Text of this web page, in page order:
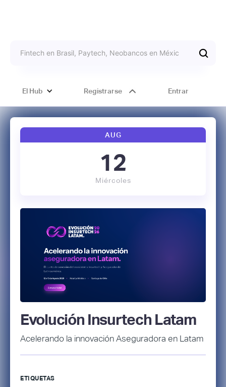
El Hub Registrarse Entrar
AUG
12
Miércoles
Evolución Insurtech Latam
Acelerando la innovación Aseguradora en Latam
ETIQUETAS